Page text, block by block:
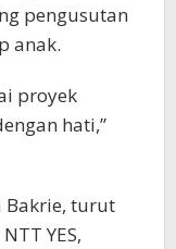
pengusutan
anak.
proyek
hati,”
Bakrie, turut
YES,